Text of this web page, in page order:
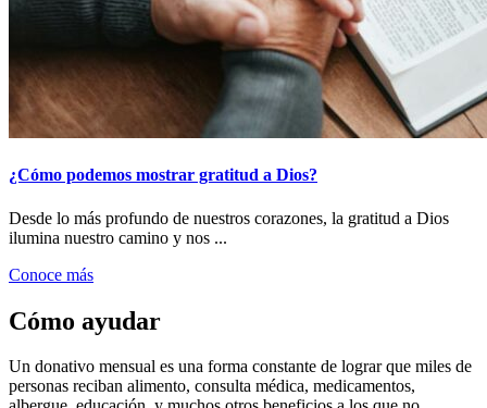
¿Cómo podemos mostrar gratitud a Dios?
Desde lo más profundo de nuestros corazones, la gratitud a Dios
ilumina nuestro camino y nos ...
Conoce más
Cómo ayudar
Un donativo mensual es una forma constante de lograr que miles de
personas reciban alimento, consulta médica, medicamentos,